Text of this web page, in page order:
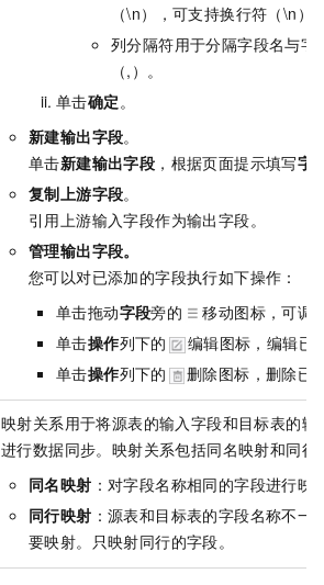
（\n），可支持换行符（\n
列分隔符用于分隔字段名与字
（,）。
单击确定 。
新建输出字段。
单击新建输出字段 ，根据页面提示填写字
复制上游字段。
引用上游输入字段作为输出字段。
管理输出字段。
您可以对已添加的字段执行如下操作：
单击拖动字段旁的
移动图标，可调
单击操作列下的
编辑图标，编辑已
单击操作列下的 删除图标，删除已
映射关系用于将源表的输入字段和目标表的
进行数据同步。映射关系包括同名映射和同
同名映射 ：对字段名称相同的字段进行映
同行映射 ：源表和目标表的字段名称不
要映射。只映射同行的字段。